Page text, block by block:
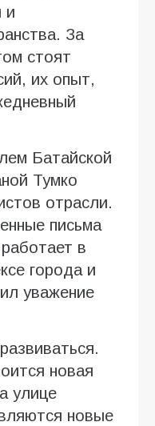
и
За
стоят
их опыт,
Батайской
Тумко
отрасли.
письма
в
города и
уважение
новая
улице
новые